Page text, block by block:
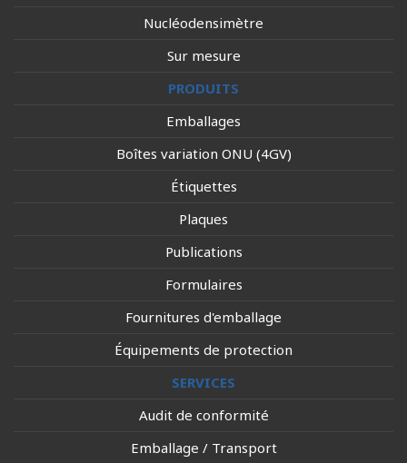
Nucléodensimètre
Sur mesure
PRODUITS
Emballages
Boîtes variation ONU (4GV)
Étiquettes
Plaques
Publications
Formulaires
Fournitures d'emballage
Équipements de protection
SERVICES
Audit de conformité
Emballage / Transport